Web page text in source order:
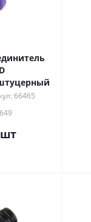
66465